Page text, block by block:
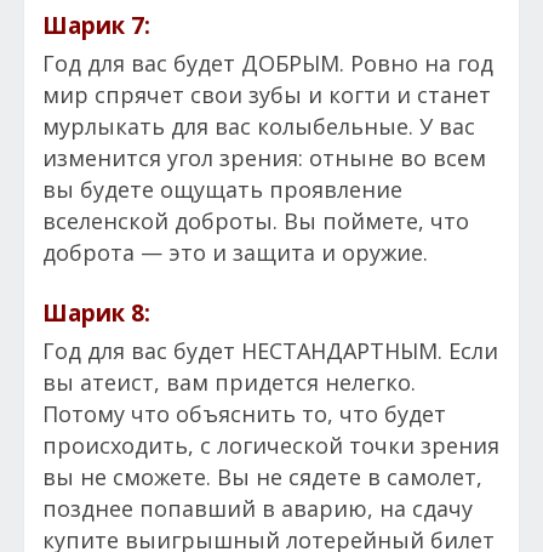
Шарик 7:
Год для вас будет ДОБРЫМ. Ровно на год
мир спрячет свои зубы и когти и станет
мурлыкать для вас колыбельные. У вас
изменится угол зрения: отныне во всем
вы будете ощущать проявление
вселенской доброты. Вы поймете, что
доброта — это и защита и оружие.
Шарик 8:
Год для вас будет НЕСТАНДАРТНЫМ. Если
вы атеист, вам придется нелегко.
Потому что объяснить то, что будет
происходить, с логической точки зрения
вы не сможете. Вы не сядете в самолет,
позднее попавший в аварию, на сдачу
купите выигрышный лотерейный билет